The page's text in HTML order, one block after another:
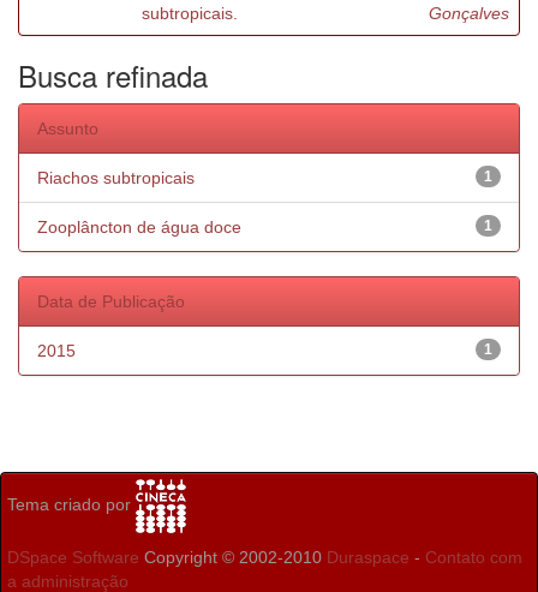
subtropicais.
Gonçalves
Busca refinada
Assunto
1
Riachos subtropicais
1
Zooplâncton de água doce
Data de Publicação
1
2015
Tema criado por
DSpace Software Copyright © 2002-2010 Duraspace - Contato com
a administração